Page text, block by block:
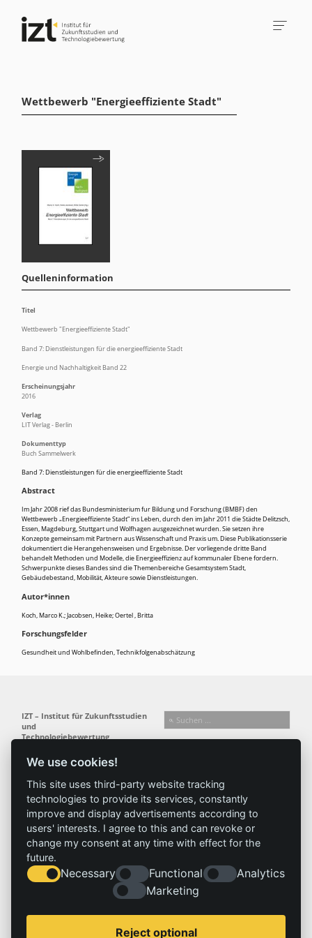
Wettbewerb "Energieeffiziente Stadt"
Band 7: Dienstleistungen für die energieeffiziente Stadt
Abstract
Im Jahr 2008 rief das Bundesministerium fur Bildung und Forschung (BMBF) den
Wettbewerb „Energieeffiziente Stadt“ ins Leben, durch den im Jahr 2011 die Städte Delitzsch,
Essen, Magdeburg, Stuttgart und Wolfhagen ausgezeichnet wurden. Sie setzen ihre
Konzepte gemeinsam mit Partnern aus Wissenschaft und Praxis um. Diese Publikationsserie
dokumentiert die Herangehensweisen und Ergebnisse. Der vorliegende dritte Band
behandelt Methoden und Modelle, die Energieeffizienz auf kommunaler Ebene fordern.
Schwerpunkte dieses Bandes sind die Themenbereiche Gesamtsystem Stadt,
Gebäudebestand, Mobilität, Akteure sowie Dienstleistungen.
Autor*innen
Koch, Marco K.;Jacobsen, Heike;Oertel , Britta
Forschungsfelder
Gesundheit und Wohlbefinden,Technikfolgenabschätzung
Quelleninformation
Titel
Wettbewerb "Energieeffiziente Stadt"
Band 7: Dienstleistungen für die energieeffiziente Stadt
Energie und Nachhaltigkeit Band 22
Erscheinungsjahr
2016
Verlag
LIT Verlag - Berlin
Dokumenttyp
Buch Sammelwerk
We use cookies!
This site uses third-party website tracking
technologies to provide its services, constantly
improve and display advertisements according to
users' interests. I agree to this and can revoke or
change my consent at any time with effect for the
future.
Necessary Functional
Analytics
Marketing
Reject optional
IZT – Institut für Zukunftsstudien
und
Technologiebewertung
Busseallee 1 · 14163 Berlin
info@izt.de| www.izt.de
Institut
Profil
Team
Gremien
Forschung
Forschungsfelder
Referenz
Ergebnisse
Projekte
Aktuelles
News
Impressum